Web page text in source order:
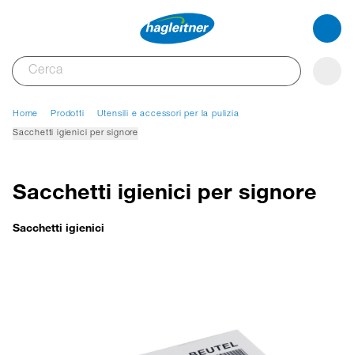
Home Prodotti Utensili e accessori per la pulizia
Sacchetti igienici per signore
Sacchetti igienici per signore
Sacchetti igienici